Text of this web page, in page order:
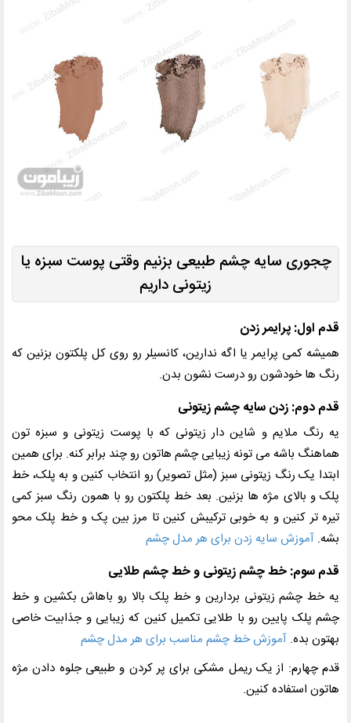
چجوری سایه چشم طبیعی بزنیم وقتی پوست سبزه یا
زیتونی داریم
قدم اول: پرایمر زدن
همیشه کمی پرایمر یا اگه ندارین، کانسیلر رو روی کل پلکتون بزنین که
رنگ ها خودشون رو درست نشون بدن.
قدم دوم: زدن سایه چشم زیتونی
یه رنگ ملایم و شاین دار زیتونی که با پوست زیتونی و سبزه تون
هماهنگ باشه می تونه زیبایی چشم هاتون رو چند برابر کنه. برای همین
ابتدا یک رنگ زیتونی سبز (مثل تصویر) رو انتخاب کنین و به پلک، خط
پلک و بالای مژه ها بزنین. بعد خط پلکتون رو با همون رنگ سبز کمی
تیره تر کنین و به خوبی ترکیبش کنین تا مرز بین پک و خط پلک محو
بشه. آموزش سایه زدن برای هر مدل چشم
قدم سوم: خط چشم زیتونی و خط چشم طلایی
یه خط چشم زیتونی بردارین و خط پلک بالا رو باهاش بکشین و خط
چشم پلک پایین رو با طلایی تکمیل کنین که زیبایی و جذابیت خاصی
بهتون بده. آموزش خط چشم مناسب برای هر مدل چشم
قدم چهارم: از یک ریمل مشکی برای پر کردن و طبیعی جلوه دادن مژه
هاتون استفاده کنین.